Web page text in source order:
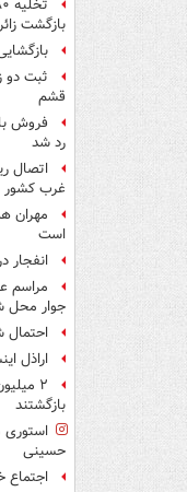
بازگشت
ثبت دو
قشم
رد شد
اتصال
غرب کشور
مهران
است
انفجار
مراسم
جوار محل
احتمال
اراذل
بازگشتند
استوری
حسینی
اجتماع